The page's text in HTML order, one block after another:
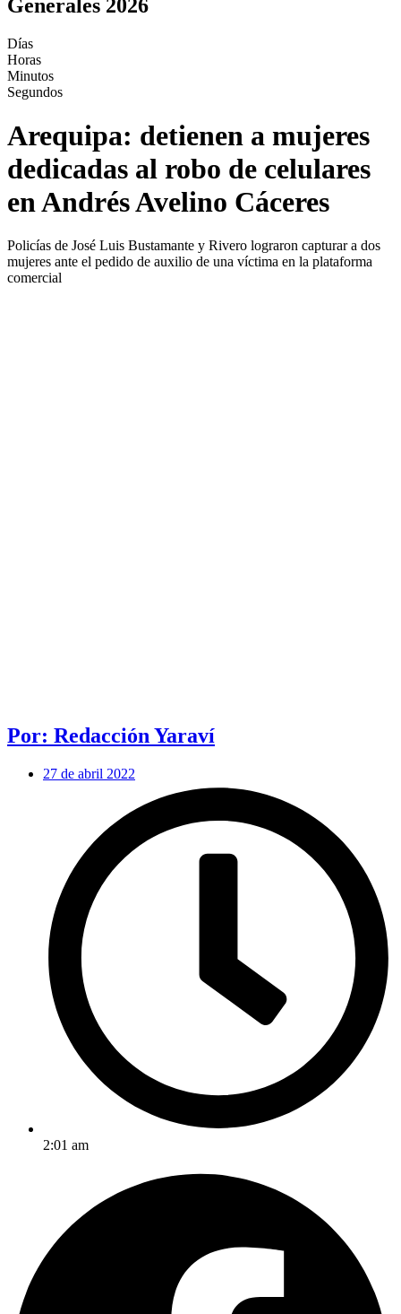
Generales 2026
Días
Horas
Minutos
Segundos
Arequipa: detienen a mujeres
dedicadas al robo de celulares
en Andrés Avelino Cáceres
Policías de José Luis Bustamante y Rivero lograron capturar a dos
mujeres ante el pedido de auxilio de una víctima en la plataforma
comercial
Por: Redacción Yaraví
27 de abril 2022
2:01 am